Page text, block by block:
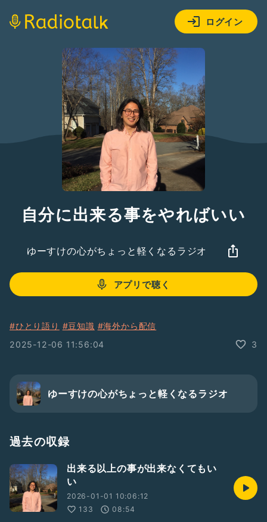
ログイン
自分に出来る事をやればいい
ゆーすけの心がちょっと軽くなるラジオ
アプリで聴く
#ひとり語り #豆知識 #海外から配信
2025-12-06 11:56:04
3
ゆーすけの心がちょっと軽くなるラジオ
過去の収録
出来る以上の事が出来なくてもい
い
2026-01-01 10:06:12
133
08:54